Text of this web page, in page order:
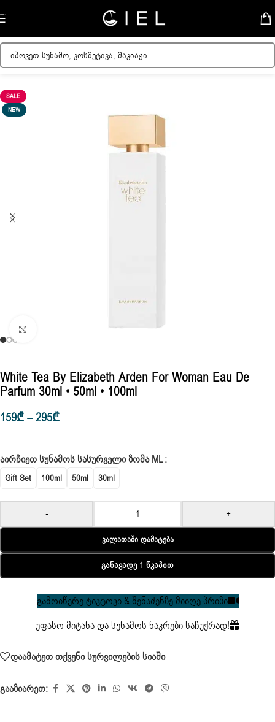
Skip to navigation
მთავარი/ქალის სუნამოები
SALE
NEW
White Tea By Elizabeth Arden For Woman Eau De
Parfum 30ml • 50ml • 100ml
159₾–295₾
ᲐᲘᲠᲩᲘᲔᲗ ᲡᲣᲜᲐᲛᲝᲡ ᲡᲐᲡᲣᲠᲕᲔᲚᲘ ᲖᲝᲛᲐ ML
Gift Set 100ml 50ml 30ml
- +
Კალათაში Დამატება
Განავადე 1 Წკაპით
გამოიწერე ტიკტოკი & შენაძენზე მიიღე პრიზი
უფასო მიტანა და სუნამოს ნაკრები საჩუქრად!
დაამატეთ თქვენი სურვილების სიაში
გააზიარეთ: